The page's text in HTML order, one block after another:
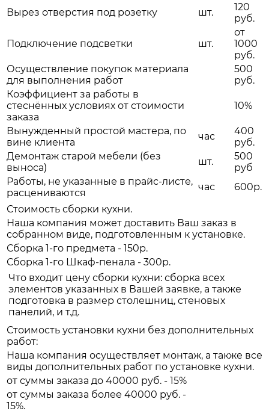
Вырез отверстия под розетку
шт.
120
руб.
Подключение подсветки шт.
от
1000
руб.
Осуществление покупок материала
для выполнения работ
500
руб.
Коэффициент за работы в
стеснённых условиях от стоимости
заказа
10%
Вынужденный простой мастера, по
вине клиента
час
400
руб.
Демонтаж старой мебели (без
выноса)
шт.
500
руб
Работы, не указанные в прайс-листе,
расцениваются
час
600р.
Стоимость сборки кухни.
Наша компания может доставить Ваш заказ в
собранном виде, подготовленным к установке.
Сборка 1-го предмета - 150р.
Сборка 1-го Шкаф-пенала - 300р.
Что входит цену сборки кухни: сборка всех
элементов указанных в Вашей заявке, а также
подготовка в размер столешниц, стеновых
панелий, и т.д.
Стоимость установки кухни без дополнительных
работ:
Наша компания осуществляет монтаж, а также все
виды дополнительных работ по установке кухни.
от суммы заказа до 40000 руб. - 15%
от суммы заказа более 40000 руб. -
15%.